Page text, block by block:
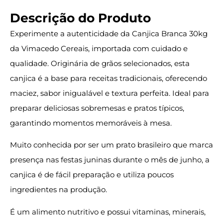
Descrição do Produto
Experimente a autenticidade da Canjica Branca 30kg
da Vimacedo Cereais, importada com cuidado e
qualidade. Originária de grãos selecionados, esta
canjica é a base para receitas tradicionais, oferecendo
maciez, sabor inigualável e textura perfeita. Ideal para
preparar deliciosas sobremesas e pratos típicos,
garantindo momentos memoráveis à mesa.
Muito conhecida por ser um prato brasileiro que marca
presença nas festas juninas durante o mês de junho, a
canjica é de fácil preparação e utiliza poucos
ingredientes na produção.
É um alimento nutritivo e possui vitaminas, minerais,